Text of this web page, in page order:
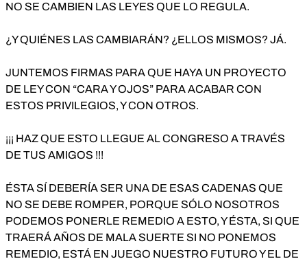
NO SE CAMBIEN LAS LEYES QUE LO REGULA.
¿Y QUIÉNES LAS CAMBIARÁN? ¿ELLOS MISMOS? JÁ.
JUNTEMOS FIRMAS PARA QUE HAYA UN PROYECTO
DE LEY CON “CARA Y OJOS” PARA ACABAR CON
ESTOS PRIVILEGIOS, Y CON OTROS.
¡¡¡ HAZ QUE ESTO LLEGUE AL CONGRESO A TRAVÉS
DE TUS AMIGOS !!!
ÉSTA SÍ DEBERÍA SER UNA DE ESAS CADENAS QUE
NO SE DEBE ROMPER, PORQUE SÓLO NOSOTROS
PODEMOS PONERLE REMEDIO A ESTO, Y ÉSTA, SI QUE
TRAERÁ AÑOS DE MALA SUERTE SI NO PONEMOS
REMEDIO, ESTÁ EN JUEGO NUESTRO FUTURO Y EL DE